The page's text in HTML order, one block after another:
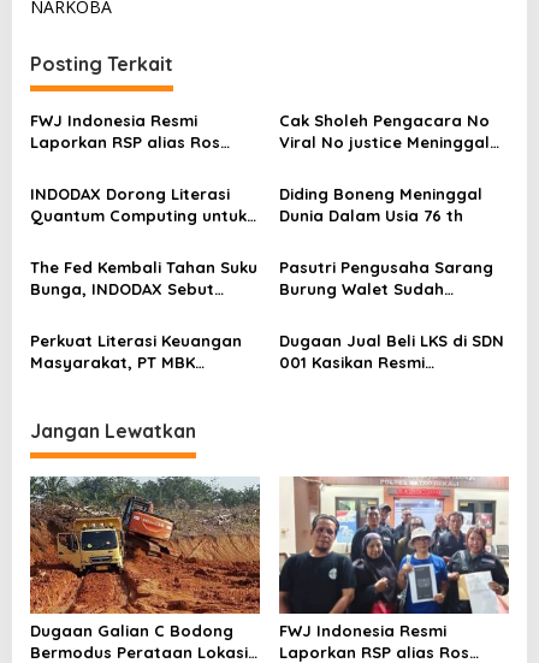
a
s
i
o
s
NARKOBA
Posting Terkait
FWJ Indonesia Resmi
Laporkan RSP alias Ros
Cak Sholeh Pengacara No
Viral No justice Meninggal
INDODAX Dorong Literasi
Quantum Computing untuk
Blockchain
Diding Boneng Meninggal
Dunia Dalam Usia 76 th
The Fed Kembali Tahan Suku
Bunga, INDODAX Sebut
Sentimen Pasar
Pasutri Pengusaha Sarang
Burung Walet Sudah
Pelapor Desak Polda Jambi
Segera Lakukan Penahanan
Perkuat Literasi Keuangan
Masyarakat, PT MBK
Dugaan Jual Beli LKS di SDN
001 Kasikan Resmi
Jangan Lewatkan
Dugaan Galian C Bodong
Bermodus Perataan Lokasi
FWJ Indonesia Resmi
Laporkan RSP alias Ros